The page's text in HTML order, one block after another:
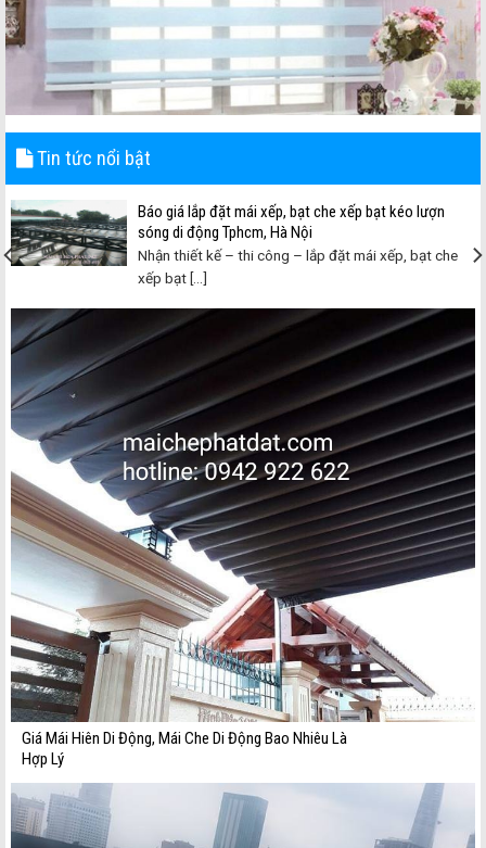
Tin tức nổi bật
Báo giá lắp đặt mái xếp, bạt che xếp bạt kéo lượn
sóng di động Tphcm, Hà Nội
Nhận thiết kế – thi công – lắp đặt mái xếp, bạt che
xếp bạt [...]
Giá Mái Hiên Di Động, Mái Che Di Động Bao Nhiêu Là
Hợp Lý